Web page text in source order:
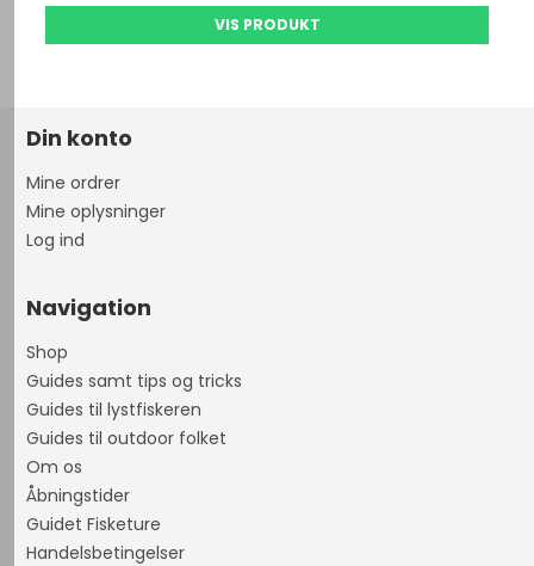
VIS PRODUKT
Din konto
Mine ordrer
Mine oplysninger
Log ind
Navigation
Shop
Guides samt tips og tricks
Guides til lystfiskeren
Guides til outdoor folket
Om os
Åbningstider
Guidet Fisketure
Handelsbetingelser